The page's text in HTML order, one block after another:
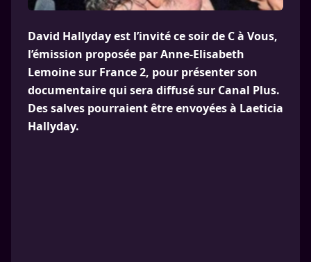
David Hallyday est l’invité ce soir de C à Vous,
l’émission proposée par Anne-Elisabeth
Lemoine sur France 2, pour présenter son
documentaire qui sera diffusé sur Canal Plus.
Des salves pourraient être envoyées à Laeticia
Hallyday.